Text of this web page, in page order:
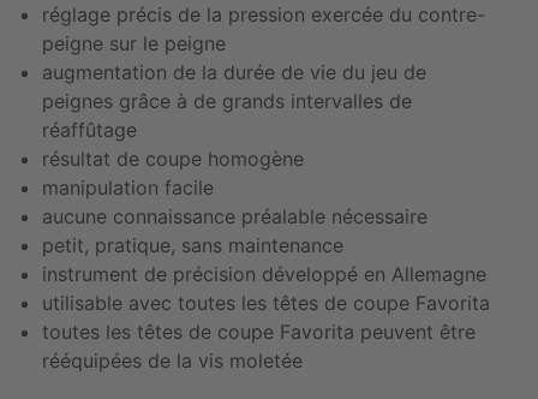
réglage précis de la pression exercée du contre-
peigne sur le peigne
augmentation de la durée de vie du jeu de
peignes grâce à de grands intervalles de
réaffûtage
résultat de coupe homogène
manipulation facile
aucune connaissance préalable nécessaire
petit, pratique, sans maintenance
instrument de précision développé en Allemagne
utilisable avec toutes les têtes de coupe Favorita
toutes les têtes de coupe Favorita peuvent être
rééquipées de la vis moletée